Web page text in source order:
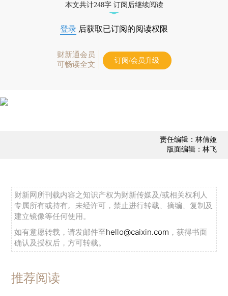
本文共计248字 订阅后继续阅读
登录 后获取已订阅的阅读权限
财新通会员
可畅读全文
订阅/会员升级
责任编辑：林倩娅
版面编辑：林飞
财新网所刊载内容之知识产权为财新传媒及/或相关权利人
专属所有或持有。未经许可，禁止进行转载、摘编、复制及
建立镜像等任何使用。
如有意愿转载，请发邮件至hello@caixin.com ，获得书面
确认及授权后，方可转载。
推荐阅读